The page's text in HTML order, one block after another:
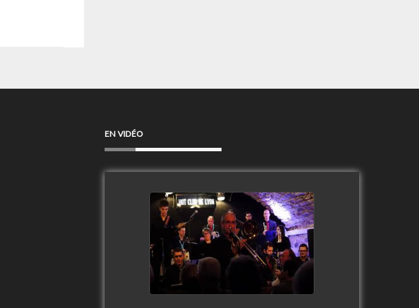
EN VIDÉO
Clip Only Big Band 2019
watch video